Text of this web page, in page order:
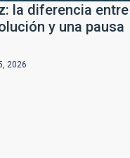
la diferencia entre
y una pausa
2026